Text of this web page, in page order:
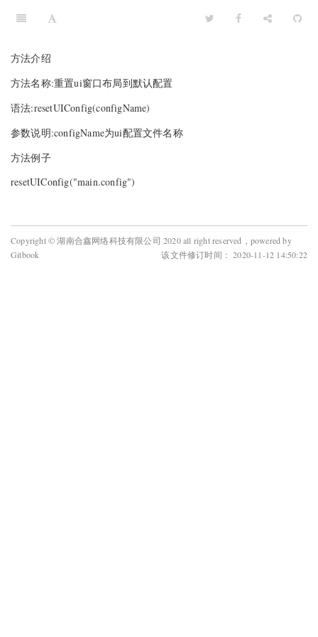
方法介绍
方法名称:重置ui窗口布局到默认配置
语法:resetUIConfig(configName)
参数说明:configName为ui配置文件名称
方法例子
resetUIConfig("main.config")
Copyright © 湖南合鑫网络科技有限公司 2020 all right reserved，powered by
Gitbook
该文件修订时间： 2020-11-12 14:50:22